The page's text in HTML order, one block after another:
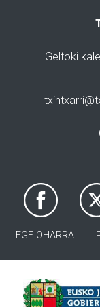
Geltoki
LEGE OHARRA